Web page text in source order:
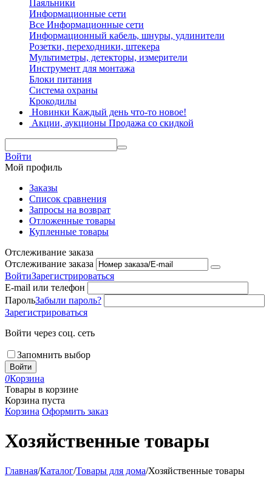
Паяльники
Информационные сети
Все Информационные сети
Информационный кабель, шнуры, удлинители
Розетки, переходники, штекера
Мультиметры, детекторы, измерители
Инструмент для монтажа
Блоки питания
Система охраны
Крокодилы
Новинки Каждый день что-то новое!
Акции, аукционы Продажа со скидкой
Войти
Мой профиль
Заказы
Список сравнения
Запросы на возврат
Отложенные товары
Купленные товары
Отслеживание заказа
Отслеживание заказа
ВойтиЗарегистрироваться
E-mail или телефон
ПарольЗабыли пароль?
Зарегистрироваться
Войти через соц. сеть
Запомнить выбор
Войти
0Корзина
Товары в корзине
Корзина пуста
Корзина Оформить заказ
Хозяйственные товары
Главная/Каталог/Товары для дома/Хозяйственные товары